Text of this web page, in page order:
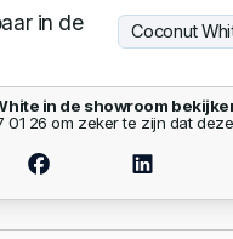
in de
Coconut
in de showroom
01 26 om zeker te zijn dat